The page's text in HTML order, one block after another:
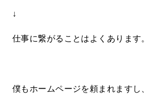
↓
仕事に繋がることはよくあります。
僕もホームページを頼まれますし、